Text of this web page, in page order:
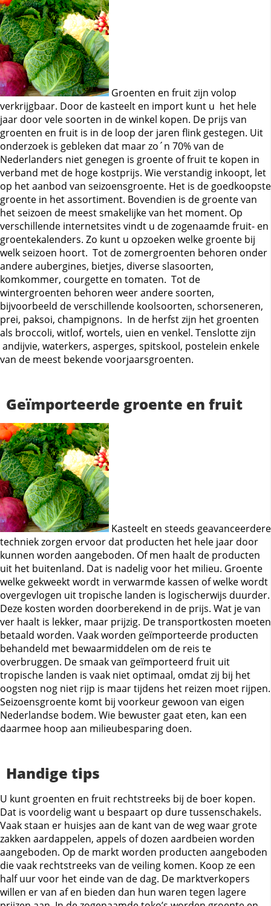
Groenten en fruit zijn volop
verkrijgbaar. Door de kasteelt en import kunt u het hele
jaar door vele soorten in de winkel kopen. De prijs van
groenten en fruit is in de loop der jaren flink gestegen. Uit
onderzoek is gebleken dat maar zo´n 70% van de
Nederlanders niet genegen is groente of fruit te kopen in
verband met de hoge kostprijs. Wie verstandig inkoopt, let
op het aanbod van seizoensgroente. Het is de goedkoopste
groente in het assortiment. Bovendien is de groente van
het seizoen de meest smakelijke van het moment. Op
verschillende internetsites vindt u de zogenaamde fruit- en
groentekalenders. Zo kunt u opzoeken welke groente bij
welk seizoen hoort. Tot de zomergroenten behoren onder
andere aubergines, bietjes, diverse slasoorten,
komkommer, courgette en tomaten. Tot de
wintergroenten behoren weer andere soorten,
bijvoorbeeld de verschillende koolsoorten, schorseneren,
prei, paksoi, champignons. In de herfst zijn het groenten
als broccoli, witlof, wortels, uien en venkel. Tenslotte zijn
andijvie, waterkers, asperges, spitskool, postelein enkele
van de meest bekende voorjaarsgroenten.
Geïmporteerde groente en fruit
Kasteelt en steeds geavanceerdere
techniek zorgen ervoor dat producten het hele jaar door
kunnen worden aangeboden. Of men haalt de producten
uit het buitenland. Dat is nadelig voor het milieu. Groente
welke gekweekt wordt in verwarmde kassen of welke wordt
overgevlogen uit tropische landen is logischerwijs duurder.
Deze kosten worden doorberekend in de prijs. Wat je van
ver haalt is lekker, maar prijzig. De transportkosten moeten
betaald worden. Vaak worden geïmporteerde producten
behandeld met bewaarmiddelen om de reis te
overbruggen. De smaak van geïmporteerd fruit uit
tropische landen is vaak niet optimaal, omdat zij bij het
oogsten nog niet rijp is maar tijdens het reizen moet rijpen.
Seizoensgroente komt bij voorkeur gewoon van eigen
Nederlandse bodem. Wie bewuster gaat eten, kan een
daarmee hoop aan milieubesparing doen.
Handige tips
U kunt groenten en fruit rechtstreeks bij de boer kopen.
Dat is voordelig want u bespaart op dure tussenschakels.
Vaak staan er huisjes aan de kant van de weg waar grote
zakken aardappelen, appels of dozen aardbeien worden
aangeboden. Op de markt worden producten aangeboden
die vaak rechtstreeks van de veiling komen. Koop ze een
half uur voor het einde van de dag. De marktverkopers
willen er van af en bieden dan hun waren tegen lagere